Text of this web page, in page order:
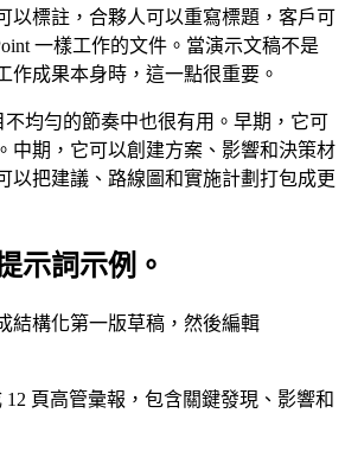
以標註，合夥人可以重寫標題，客戶可
一樣工作的文件。當演示文稿不是
作成果本身時，這一點很重要。
不均勻的節奏中也很有用。早期，它可
中期，它可以創建方案、影響和決策材
以把建議、路線圖和實施計劃打包成更
示詞示例。
結構化第一版草稿，然後編輯
頁高管彙報，包含關鍵發現、影響和